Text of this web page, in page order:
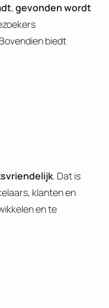
,gevonden wordt
biedt
. Dat is
klanten en
en te